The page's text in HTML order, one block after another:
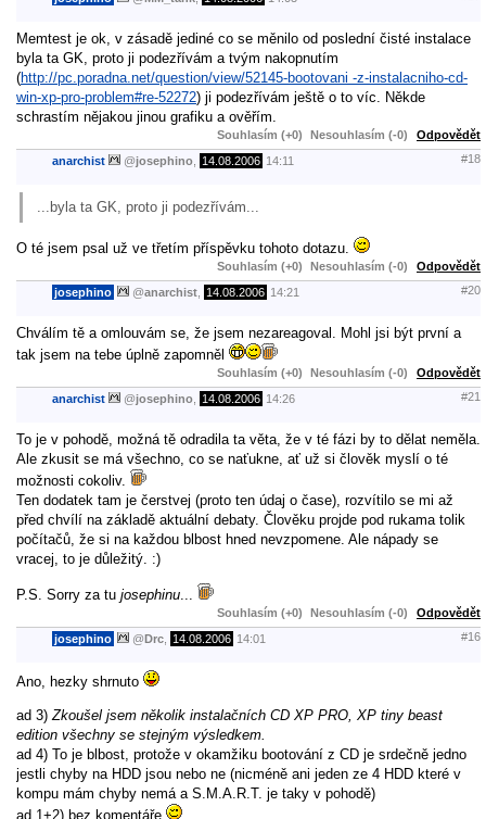
Memtest je ok, v zásadě jediné co se měnilo od poslední čisté instalace
byla ta GK, proto ji podezřívám a tvým nakopnutím
(http://pc.poradna.net/question/view/52145-bootovani -z-instalacniho-cd-
win-xp-pro-problem#re-52272) ji podezřívám ještě o to víc. Někde
schrastím nějakou jinou grafiku a ověřím.
Souhlasím (+0) Nesouhlasím (-0) Odpovědět
anarchist @josephino 14.08.2006 14:11 #18
...byla ta GK, proto ji podezřívám...
O té jsem psal už ve třetím příspěvku tohoto dotazu.
Souhlasím (+0) Nesouhlasím (-0) Odpovědět
josephino @anarchist 14.08.2006 14:21 #20
Chválím tě a omlouvám se, že jsem nezareagoval. Mohl jsi být první a
tak jsem na tebe úplně zapomněl
Souhlasím (+0) Nesouhlasím (-0) Odpovědět
anarchist @josephino 14.08.2006 14:26 #21
To je v pohodě, možná tě odradila ta věta, že v té fázi by to dělat neměla.
Ale zkusit se má všechno, co se naťukne, ať už si člověk myslí o té
možnosti cokoliv.
Ten dodatek tam je čerstvej (proto ten údaj o čase), rozvítilo se mi až
před chvílí na základě aktuální debaty. Člověku projde pod rukama tolik
počítačů, že si na každou blbost hned nevzpomene. Ale nápady se
vracej, to je důležitý. :)
P.S. Sorry za tu josephinu
Souhlasím (+0) Nesouhlasím (-0) Odpovědět
josephino @Drc 14.08.2006 14:01 #16
Ano, hezky shrnuto
ad 3) Zkoušel jsem několik instalačních CD XP PRO, XP tiny beast
edition všechny se stejným výsledkem.
ad 4) To je blbost, protože v okamžiku bootování z CD je srdečně jedno
jestli chyby na HDD jsou nebo ne (nicméně ani jeden ze 4 HDD které v
kompu mám chyby nemá a S.M.A.R.T. je taky v pohodě)
ad 1+2) bez komentáře